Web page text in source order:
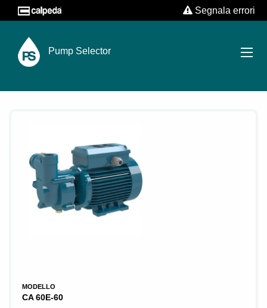
Segnala errori
Pump Selector
MODELLO
CA 60E-60